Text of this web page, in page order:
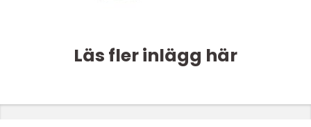
Läs fler inlägg här